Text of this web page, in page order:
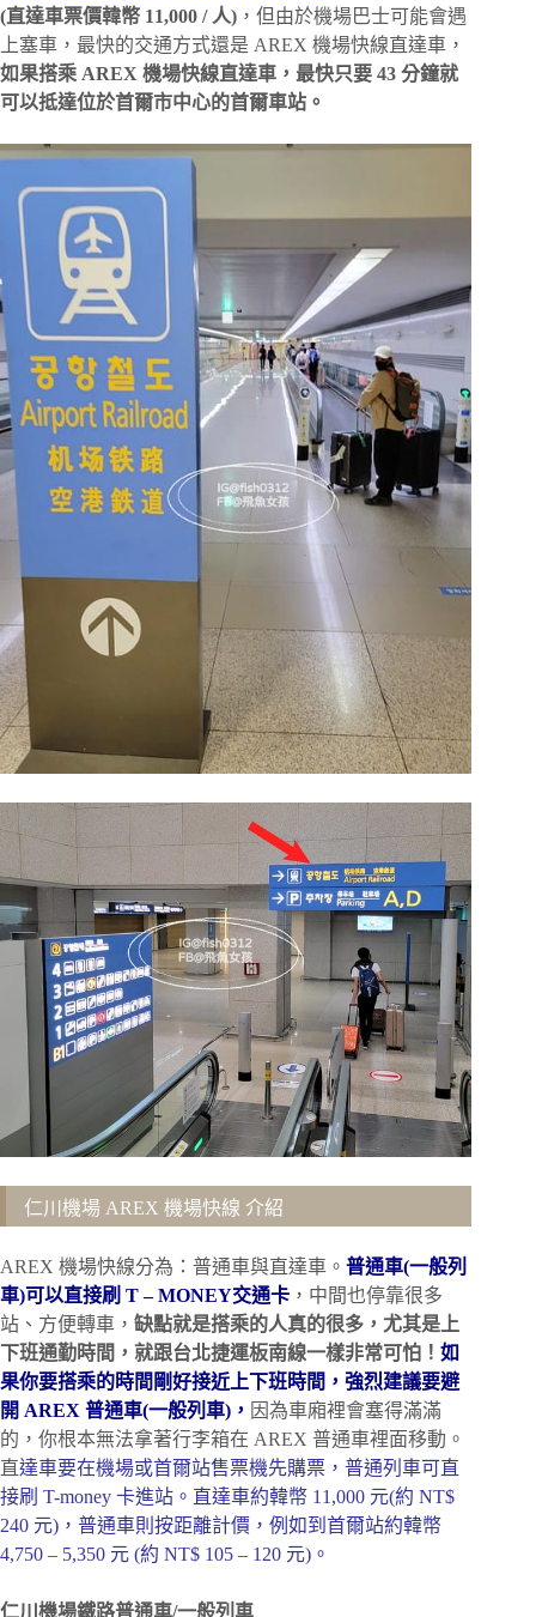
(直達車票價韓幣 11,000 / 人) ，但由於機場巴士可能會遇
上塞車，最快的交通方式還是 AREX 機場快線直達車，
如果搭乘 AREX 機場快線直達車，最快只要 43 分鐘就
可以抵達位於首爾市中心的首爾車站。
仁川機場 AREX 機場快線 介紹
AREX 機場快線分為：普通車與直達車。 普通車(一般列
車)可以直接刷 T – MONEY交通卡 ，中間也停靠很多
站、方便轉車， 缺點就是搭乘的人真的很多，尤其是上
下班通勤時間，就跟台北捷運板南線一樣非常可怕！ 如
果你要搭乘的時間剛好接近上下班時間，強烈建議要避
開 AREX 普通車(一般列車)， 因為車廂裡會塞得滿滿
的，你根本無法拿著行李箱在 AREX 普通車裡面移動。
直達車要在機場或首爾站售票機先購票，普通列車可直
接刷 T-money 卡進站。直達車約韓幣 11,000 元(約 NT$
240 元)，普通車則按距離計價，例如到首爾站約韓幣
4,750 – 5,350 元 (約 NT$ 105 – 120 元)。
仁川機場鐵路普通車/一般列車